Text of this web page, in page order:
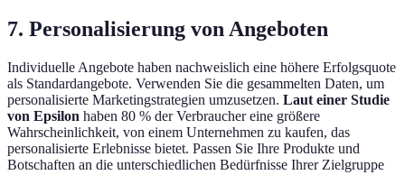
7. Personalisierung von Angeboten
Individuelle Angebote haben nachweislich eine höhere Erfolgsquote
als Standardangebote. Verwenden Sie die gesammelten Daten, um
personalisierte Marketingstrategien umzusetzen. Laut einer Studie
von Epsilon haben 80 % der Verbraucher eine größere
Wahrscheinlichkeit, von einem Unternehmen zu kaufen, das
personalisierte Erlebnisse bietet. Passen Sie Ihre Produkte und
Botschaften an die unterschiedlichen Bedürfnisse Ihrer Zielgruppe